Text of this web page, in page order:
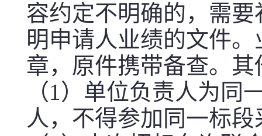
容约定不明确的，需
明申请人业绩的文件
章，原件携带备查。其
（1）单位负责人为同
人，不得参加同一标